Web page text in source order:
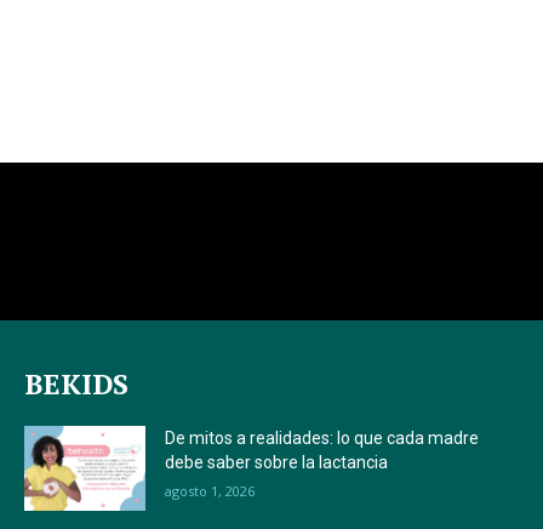
BEKIDS
De mitos a realidades: lo que cada madre
debe saber sobre la lactancia
agosto 1, 2026